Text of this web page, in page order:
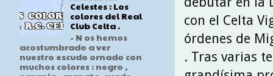
con el Celta
órdenes de
. Tras varias
Celestes : Los
colores del Real
Club Celta .
- N os hemos
acostumbrado a ver
nuestro escudo ornado con
muchos colores : negro ,